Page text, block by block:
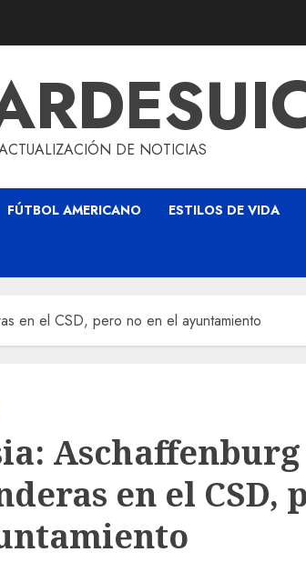
DE NOTICIAS
FÚTBOL AMERICANO ESTILOS DE VIDA
en el CSD, pero no en el ayuntamiento
Aschaffenburg
en el CSD,